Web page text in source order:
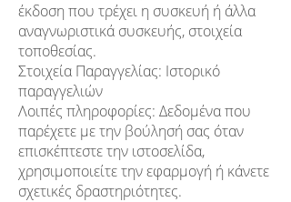
έκδοση που τρέχει η συσκευή ή άλλα
αναγνωριστικά συσκευής, στοιχεία
τοποθεσίας.
Στοιχεία Παραγγελίας: Ιστορικό
παραγγελιών
Λοιπές πληροφορίες: Δεδομένα που
παρέχετε με την βούλησή σας όταν
επισκέπτεστε την ιστοσελίδα,
χρησιμοποιείτε την εφαρμογή ή κάνετε
σχετικές δραστηριότητες.